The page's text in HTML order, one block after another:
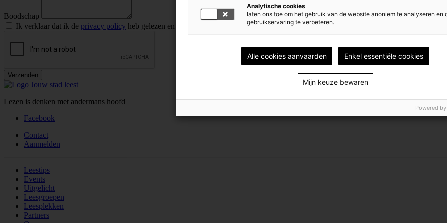
Boodschap
Ik verklaar dat ik de privacy policy heb gelezen en goedgekeurd.
Verzenden
Lezen is denken met andermans hoofd
Facebook
Contact
Aanmelden
Leestips
Events
Uitgelicht
Leesgroepen
Leesplekken
Partners
Analytische cookies
laten ons toe om het gebruik van de website anoniem te analyseren en
gebruikservaring te verbeteren.
Alle cookies aanvaarden Enkel essentiële cookies
Mijn keuze bewaren
Powered by